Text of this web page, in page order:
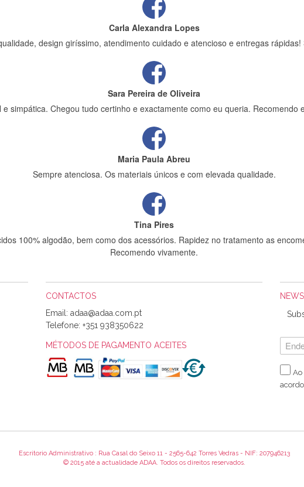
Carla Alexandra Lopes
design giríssimo, atendimento cuidado e atencioso e entregas rápidas!
Sara Pereira de Oliveira
simpática. Chegou tudo certinho e exactamente como eu queria. Recomendo
Maria Paula Abreu
Sempre atenciosa. Os materiais únicos e com elevada qualidade.
Tina Pires
100% algodão, bem como dos acessórios. Rapidez no tratamento as
Recomendo vivamente.
Sílvia Maria Bernardino Mestre
Informo que recebi hoje a encomenda, gostei muito dos tecidos.
Rosa Medeiros
muito bem acondicionados. Estou plenamente satisfeita com os produtos
perfeitíssima. Futuramente penso voltar a comprar na vossa loja, têm
Alexandra Morais
CONTACTOS
Email:
Telefone: +351 938350622
MÉTODOS DE PAGAMENTO ACEITES
Ao
Escritorio Administrativo : Rua Casal do Seixo 11 - 2565-642 Torres Vedras - NIF: 207946213
© 2015 até a actualidade ADAA. Todos os direitos reservados.